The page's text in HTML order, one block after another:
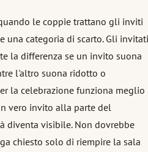
le coppie trattano gli inviti
una categoria di scarto. Gli invitati
la differenza se un invito suona
l'altro suona ridotto o
la celebrazione funziona meglio
vero invito alla parte del
diventa visibile. Non dovrebbe
chiesto solo di riempire la sala